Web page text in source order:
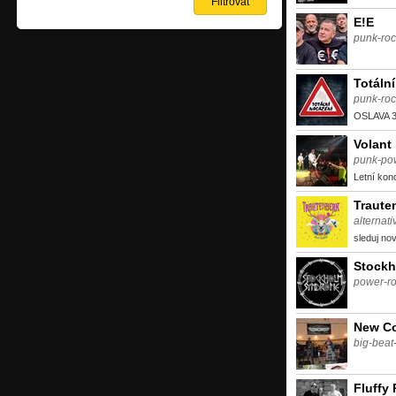
E!E
punk-
punk-
OSLAVA
Volant
punk-
Letní
sleduj
power-
New
big-
Fluffy